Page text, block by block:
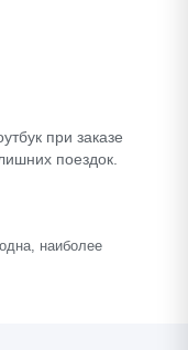
при заказе
поездок.
наиболее